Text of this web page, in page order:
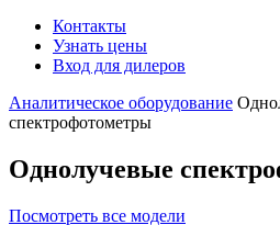
Контакты
Узнать цены
Вход для дилеров
Аналитическое оборудование
спектрофотометры
Однолучевые
Посмотреть все модели